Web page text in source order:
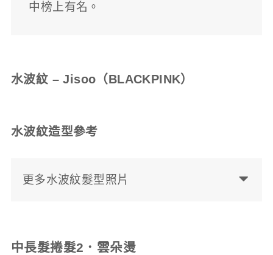
中榜上有名。
水波紋 – Jisoo（BLACKPINK）
水波紋造型參考
更多水波紋髮型照片
中長髮捲髮2．雲朵燙